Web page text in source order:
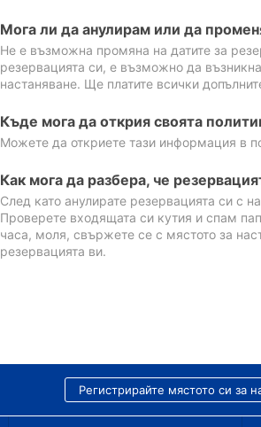
Мога ли да анулирам или да
Не е възможна промяна на датите за
резервацията си, е възможно да
настаняване. Ще платите всички
Къде мога да открия своята
Можете да откриете тази информация в
Как мога да разбера, че
След като анулирате резервацията си с
Проверете входящата си кутия и спам
часа, моля, свържете се с мястото за
резервацията ви.
Регистрирайте мястото си за